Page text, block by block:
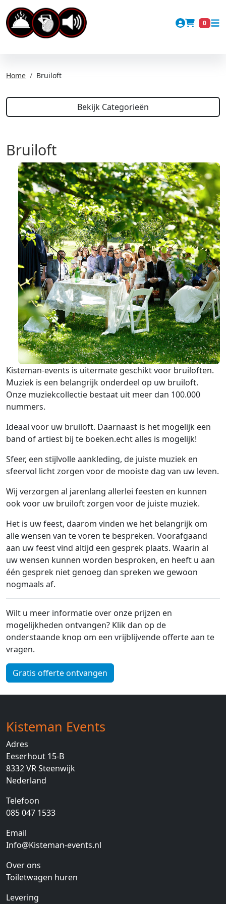
Account
0
Home Bruiloft
Bekijk Categorieën
Bruiloft
Kisteman-events is uitermate geschikt voor bruiloften.
Muziek is een belangrijk onderdeel op uw bruiloft.
Onze muziekcollectie bestaat uit meer dan 100.000
nummers.
Ideaal voor uw bruiloft. Daarnaast is het mogelijk een
band of artiest bij te boeken.echt alles is mogelijk!
Sfeer, een stijlvolle aankleding, de juiste muziek en
sfeervol licht zorgen voor de mooiste dag van uw leven.
Wij verzorgen al jarenlang allerlei feesten en kunnen
ook voor uw bruiloft zorgen voor de juiste muziek.
Het is uw feest, daarom vinden we het belangrijk om
alle wensen van te voren te bespreken. Voorafgaand
aan uw feest vind altijd een gesprek plaats. Waarin al
uw wensen kunnen worden besproken, en heeft u aan
één gesprek niet genoeg dan spreken we gewoon
nogmaals af.
Wilt u meer informatie over onze prijzen en
mogelijkheden ontvangen? Klik dan op de
onderstaande knop om een vrijblijvende offerte aan te
vragen.
Gratis offerte ontvangen
Kisteman Events
Adres
Eeserhout 15-B
8332 VRSteenwijk
Nederland
Telefoon
085 047 1533
Email
Info@Kisteman-events.nl
Over ons
Toiletwagen huren
Levering